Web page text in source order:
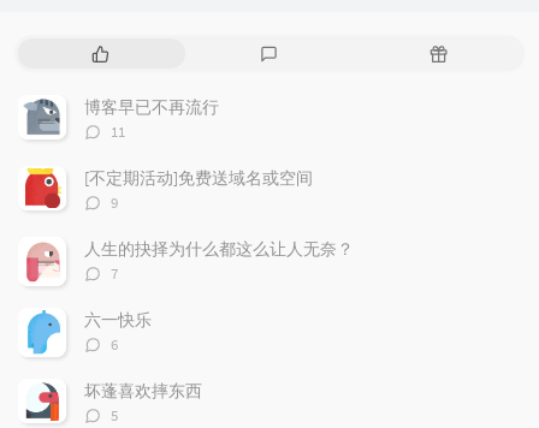
热
文
章
随
博客早已不再流行
评
数：
11
[不定期活动]免费送域名或空间
评
数：
9
人生的抉择为什么都这么让人无奈？
评
数：
7
六一快乐
评
数：
6
坏蓬喜欢摔东西
评
5